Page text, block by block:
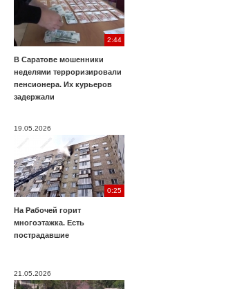
2:44
В Саратове мошенники
неделями терроризировали
пенсионера. Их курьеров
задержали
19.05.2026
0:25
На Рабочей горит
многоэтажка. Есть
пострадавшие
21.05.2026